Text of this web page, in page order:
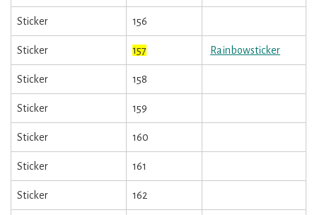
Sticker 156
Sticker 157 Rainbowsticker
Sticker 158
Sticker 159
Sticker 160
Sticker 161
Sticker 162